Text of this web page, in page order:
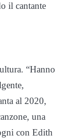
il cantante
“Hanno
al 2020,
una
con Edith